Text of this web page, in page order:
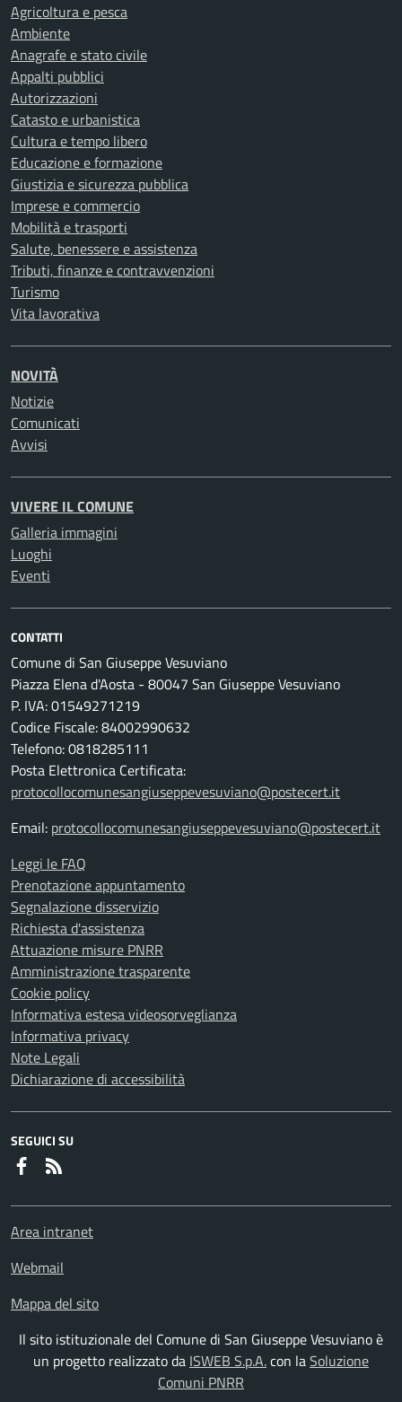
Agricoltura e pesca
Ambiente
Anagrafe e stato civile
Appalti pubblici
Autorizzazioni
Catasto e urbanistica
Cultura e tempo libero
Educazione e formazione
Giustizia e sicurezza pubblica
Imprese e commercio
Mobilità e trasporti
Salute, benessere e assistenza
Tributi, finanze e contravvenzioni
Turismo
Vita lavorativa
NOVITÀ
Notizie
Comunicati
Avvisi
VIVERE IL COMUNE
Galleria immagini
Luoghi
Eventi
CONTATTI
Comune di San Giuseppe Vesuviano
Piazza Elena d'Aosta - 80047 San Giuseppe Vesuviano
P. IVA: 01549271219
Codice Fiscale: 84002990632
Telefono: 0818285111
Posta Elettronica Certificata:
protocollocomunesangiuseppevesuviano@postecert.it
Email: protocollocomunesangiuseppevesuviano@postecert.it
Leggi le FAQ
Prenotazione appuntamento
Segnalazione disservizio
Richiesta d'assistenza
Attuazione misure PNRR
Amministrazione trasparente
Cookie policy
Informativa estesa videosorveglianza
Informativa privacy
Note Legali
Dichiarazione di accessibilità
SEGUICI SU
Faceboook
Area intranet
Webmail
Mappa del sito
Il sito istituzionale del Comune di San Giuseppe Vesuviano è
un progetto realizzato da ISWEB S.p.A.con laSoluzione
Comuni PNRR